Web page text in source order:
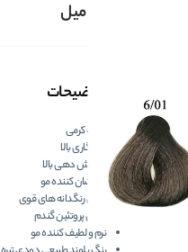
توضیحات
بافت کرمی
ماندگاری بالا
پوشش دهی بالا
درخشان کننده مو
دارای رنگدانه های قوی
حاوی پروتئین گندم
نرم و لطیف کننده مو